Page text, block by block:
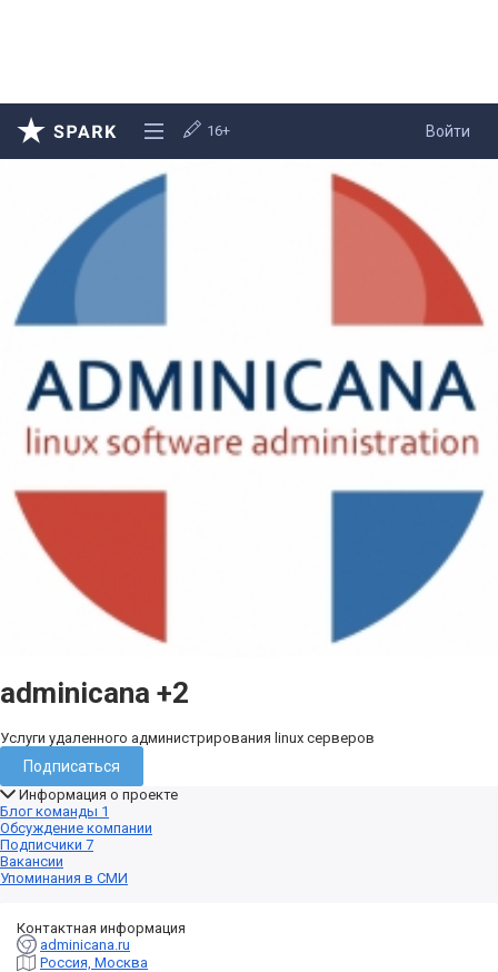
Войти
16+
adminicana +2
Услуги удаленного администрирования linux серверов
Подписаться
Информация о проекте
Блог команды 1
Обсуждение компании
Подписчики 7
Вакансии
Упоминания в СМИ
Контактная информация
adminicana.ru
Россия, Москва